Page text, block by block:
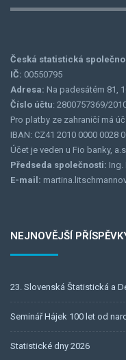
Česká statistická
IČ: 00550795
Adresa: Na padesátém 81,
Číslo účtu: 2800757369/
Pro platby ze zahraničí má
IBAN: CZ41 2010 0000 0028
Účet je veden u Fio banky,
Předseda společnosti: Ing.
E-mail:
NEJNOVĚJŠÍ
23. Slovenská Štatistická a
Seminář Hájek 100 let od
Statistické dny 2026